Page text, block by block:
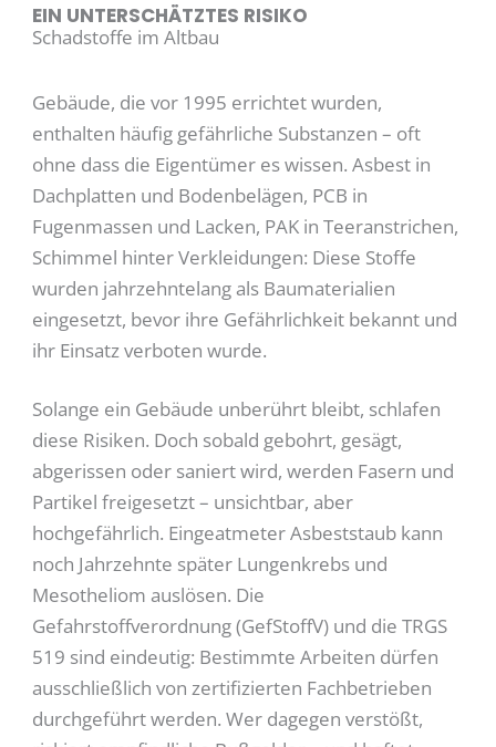
EIN UNTERSCHÄTZTES RISIKO
Schadstoffe im Altbau
Gebäude, die vor 1995 errichtet wurden,
enthalten häufig gefährliche Substanzen – oft
ohne dass die Eigentümer es wissen. Asbest in
Dachplatten und Bodenbelägen, PCB in
Fugenmassen und Lacken, PAK in Teeranstrichen,
Schimmel hinter Verkleidungen: Diese Stoffe
wurden jahrzehntelang als Baumaterialien
eingesetzt, bevor ihre Gefährlichkeit bekannt und
ihr Einsatz verboten wurde.
Solange ein Gebäude unberührt bleibt, schlafen
diese Risiken. Doch sobald gebohrt, gesägt,
abgerissen oder saniert wird, werden Fasern und
Partikel freigesetzt – unsichtbar, aber
hochgefährlich. Eingeatmeter Asbeststaub kann
noch Jahrzehnte später Lungenkrebs und
Mesotheliom auslösen. Die
Gefahrstoffverordnung (GefStoffV) und die TRGS
519 sind eindeutig: Bestimmte Arbeiten dürfen
ausschließlich von zertifizierten Fachbetrieben
durchgeführt werden. Wer dagegen verstößt,